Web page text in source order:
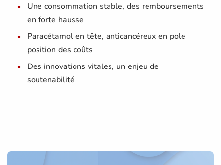
Une consommation stable, des remboursements
en forte hausse
Paracétamol en tête, anticancéreux en pole
position des coûts
Des innovations vitales, un enjeu de
soutenabilité